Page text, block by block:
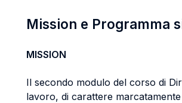
Mission e Programma
MISSION
Il secondo modulo del corso di
lavoro, di carattere